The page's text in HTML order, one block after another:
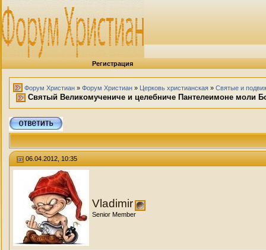
Регистрация
Форум Христиан » Форум Христиан » Церковь христианская » Святые и
Святый Великомучениче и целебниче Пантелеимоне моли
06.04.2012, 10:35
Vladimir
Senior Member